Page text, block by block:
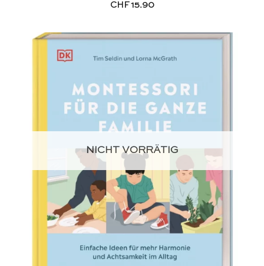
CHF15.90
NICHT VORRÄTIG